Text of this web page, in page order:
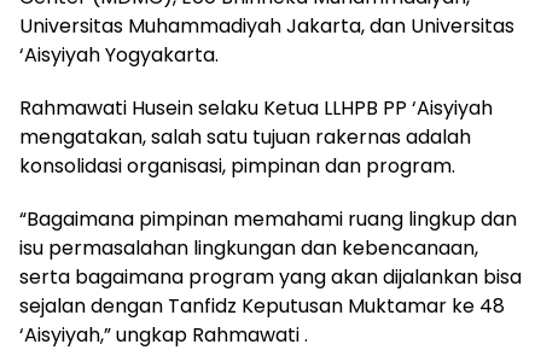
Universitas Muhammadiyah Jakarta, dan Universitas
‘Aisyiyah Yogyakarta.
Rahmawati Husein selaku Ketua LLHPB PP ‘Aisyiyah
mengatakan, salah satu tujuan rakernas adalah
konsolidasi organisasi, pimpinan dan program.
“Bagaimana pimpinan memahami ruang lingkup dan
isu permasalahan lingkungan dan kebencanaan,
serta bagaimana program yang akan dijalankan bisa
sejalan dengan Tanfidz Keputusan Muktamar ke 48
‘Aisyiyah,” ungkap Rahmawati .